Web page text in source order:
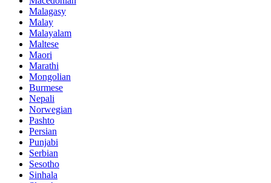
Malagasy
Malay
Malayalam
Maltese
Maori
Marathi
Mongolian
Burmese
Nepali
Norwegian
Pashto
Persian
Punjabi
Serbian
Sesotho
Sinhala